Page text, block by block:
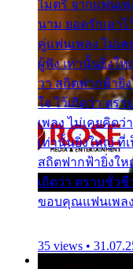
ไมตรี จากแฟนเ
นาม ยอดรักเอาไ
คู่แฟนเพลง ไม่เ
ผู้ฟัง เท่านั้นยิ่งใ
วา สถิตฟากฟ้ายิ่
ใจ ไว้เถิดว่า ตร
เพลง ไม่เคยคิด
เท่านั้นยิ่งใหญ่ ที่
สถิตฟากฟ้ายิ่งให
เถิดว่า ตราบชั่ว
ขอบคุณแฟนเพลง
35 views •